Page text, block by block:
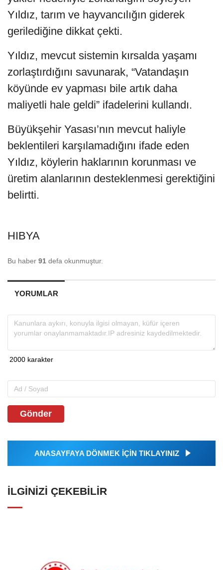
Yıldız, tarım ve hayvancılığın giderek
gerilediğine dikkat çekti.
Yıldız, mevcut sistemin kırsalda yaşamı
zorlaştırdığını savunarak, “Vatandaşın
köyünde ev yapması bile artık daha
maliyetli hale geldi” ifadelerini kullandı.
Büyükşehir Yasası’nın mevcut haliyle
beklentileri karşılamadığını ifade eden
Yıldız, köylerin haklarının korunması ve
üretim alanlarının desteklenmesi gerektiğini
belirtti.
HIBYA
Bu haber 91 defa okunmuştur.
YORUMLAR
Gönder
ANASAYFAYA DÖNMEK İÇİN TIKLAYINIZ
İLGINIZI ÇEKEBILIR